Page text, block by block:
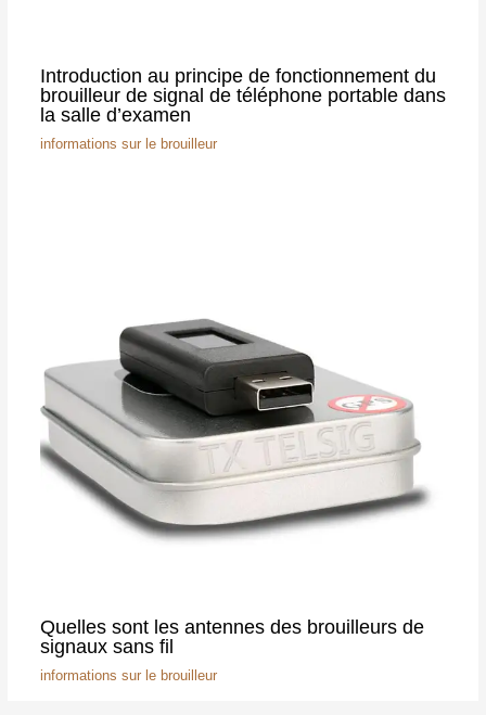
Introduction au principe de fonctionnement du
brouilleur de signal de téléphone portable dans
la salle d’examen
informations sur le brouilleur
Quelles sont les antennes des brouilleurs de
signaux sans fil
informations sur le brouilleur